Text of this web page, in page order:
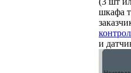
шкафа
и